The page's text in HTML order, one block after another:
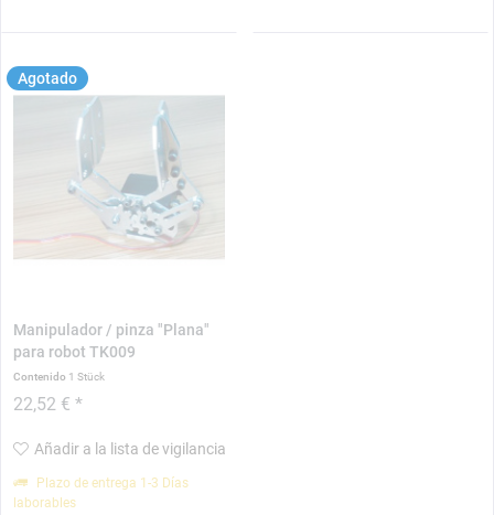
Agotado
Manipulador / pinza "Plana"
para robot TK009
Contenido 1 Stück
22,52 € *
Añadir a la lista de vigilancia
Plazo de entrega 1-3 Días
laborables